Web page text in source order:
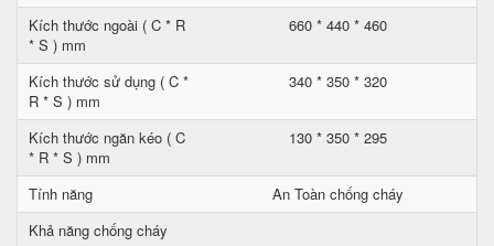
Kích thước ngoài ( C * R
* S ) mm
660 * 440 * 460
Kích thước sử dụng ( C *
R * S ) mm
340 * 350 * 320
Kích thước ngăn kéo ( C
* R * S ) mm
130 * 350 * 295
Tính năng
An Toàn chống cháy
Khả năng chống cháy